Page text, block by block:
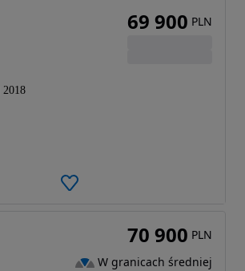
2018
69 900 PLN
70 900 PLN
W granicach średniej